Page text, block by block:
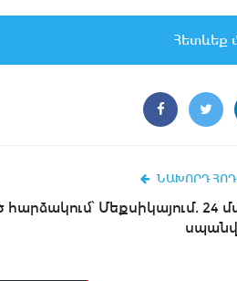
Հետևեք
ՆԱԽՈՐԴ
Մեքսիկայում. 24